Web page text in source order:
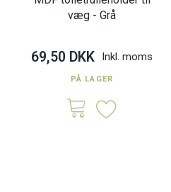
væg - Grå
69,50 DKK Inkl. moms
PÅ LAGER